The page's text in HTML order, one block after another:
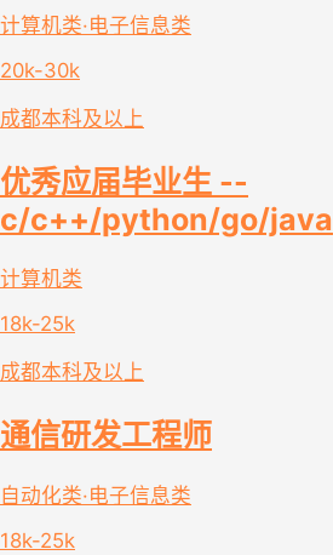
计算机类·电子信息类
20k-30k
成都本科及以上
优秀应届毕业生 --
c/c++/python/go/java
计算机类
18k-25k
成都本科及以上
通信研发工程师
自动化类·电子信息类
18k-25k